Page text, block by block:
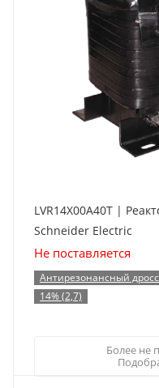
LVR14X00A40T |
Schneider Electric
Не поставляется
Антирезонансный
14% (2,7)
Более не